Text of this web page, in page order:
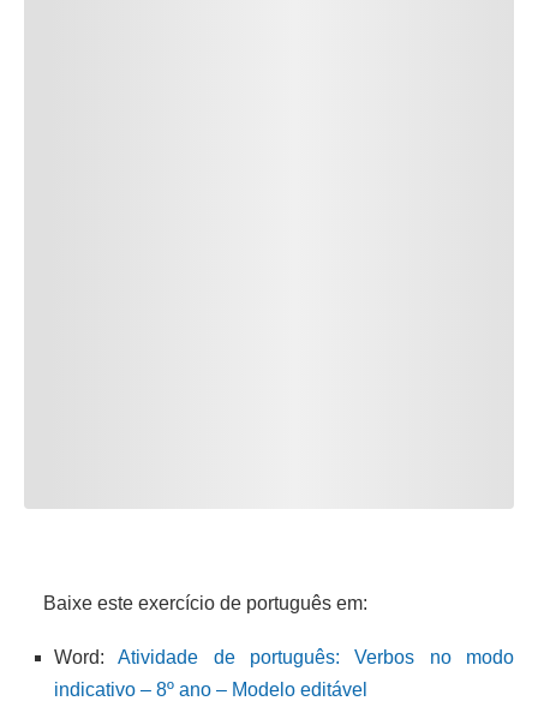
Baixe este exercício de português em:
Word:Atividade de português: Verbos no modo
indicativo – 8º ano – Modelo editável